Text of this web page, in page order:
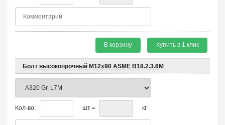
В корзину Купить в 1 клик
Болт высокопрочный М12х90 ASME B18.2.3.6M
Кол-во: шт = кг